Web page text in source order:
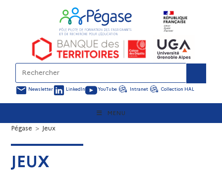
Newsletter LinkedIn YouTube Intranet Collection HAL
MENU
JEUX
Pégase > Jeux